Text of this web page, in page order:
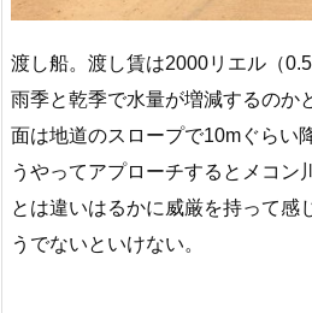
渡し船。渡し賃は2000リエル（0.5
雨季と乾季で水量が増減するのか
面は地道のスロープで10mぐらい
うやってアプローチするとメコン
とは違いはるかに威厳を持って感
うでないといけない。